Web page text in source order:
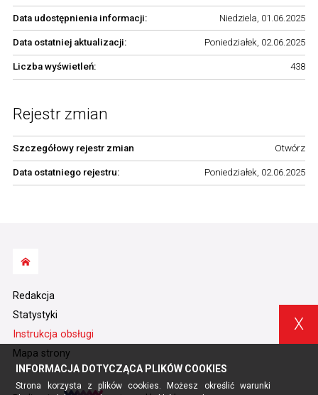
Data udostępnienia informacji: Niedziela, 01.06.2025
Data ostatniej aktualizacji: Poniedziałek, 02.06.2025
Liczba wyświetleń: 438
Rejestr zmian
Szczegółowy rejestr zmian Otwórz
Data ostatniego rejestru: Poniedziałek, 02.06.2025
Redakcja
Statystyki
Instrukcja obsługi
Mapa strony
X
INFORMACJA DOTYCZĄCA PLIKÓW COOKIES
Strona korzysta z plików cookies. Możesz określić warunki